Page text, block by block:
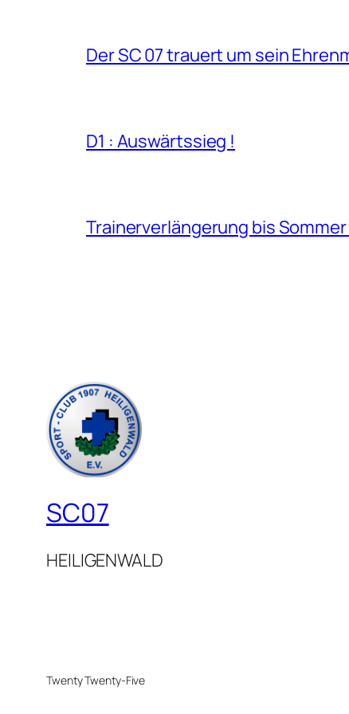
Der SC 07 trauert um sein
D1 : Auswärtssieg !
Trainerverlängerung bis
SC07
HEILIGENWALD
Twenty Twenty-Five